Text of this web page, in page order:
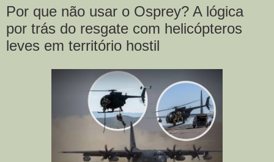
Por que não usar o Osprey? A lógica
por trás do resgate com helicópteros
leves em território hostil